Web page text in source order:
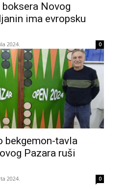
Novog
ima evropsku
2024. 0
bekgemon-tavla
Pazara ruši
2024. 0